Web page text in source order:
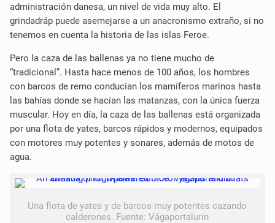
administración danesa, un nivel de vida muy alto. El
grindadráp puede asemejarse a un anacronismo extraño, si no
tenemos en cuenta la historia de las islas Feroe.
Pero la caza de las ballenas ya no tiene mucho de
“tradicional”. Hasta hace menos de 100 años, los hombres
con barcos de remo conducían los mamíferos marinos hasta
las bahías donde se hacían las matanzas, con la única fuerza
muscular. Hoy en día, la caza de las ballenas está organizada
por una flota de yates, barcos rápidos y modernos, equipados
con motores muy potentes y sonares, además de motos de
agua.
Una flota de yates y de barcos muy potentes cazando
calderones. Fuente: Vágaportalurin